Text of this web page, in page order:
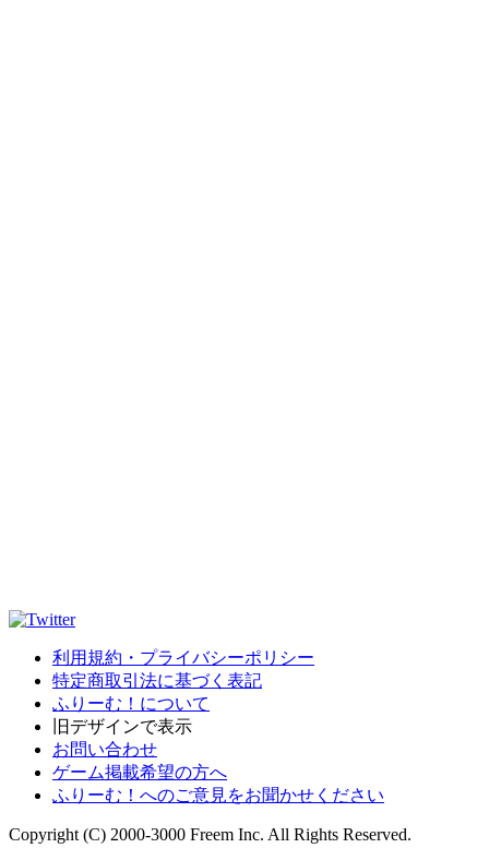
利用規約・プライバシーポリシー
特定商取引法に基づく表記
ふりーむ！について
旧デザインで表示
お問い合わせ
ゲーム掲載希望の方へ
ふりーむ！へのご意見をお聞かせください
Copyright (C) 2000-3000 Freem Inc. All Rights Reserved.